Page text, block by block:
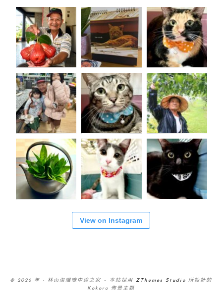
View on Instagram
© 2026 年 - 林雨潔貓咪中途之家 – 本站採用 ZThemes Studio 所設計的
Kokoro 佈景主題